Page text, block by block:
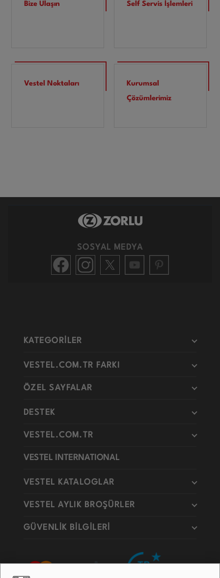
Bize Ulaşın Self Servis İşlemleri
Vestel Noktaları
Kurumsal
Çözümlerimiz
SOSYAL MEDYA
KATEGORİLER
VESTEL.COM.TR FARKI
ÖZEL SAYFALAR
DESTEK
VESTEL.COM.TR
VESTEL INTERNATIONAL
VESTEL KATALOGLAR
VESTEL AYLIK BROŞÜRLER
GÜVENLİK BİLGİLERİ